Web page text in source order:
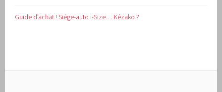
Guide d’achat !Siège-auto i-Size… Kézako ?